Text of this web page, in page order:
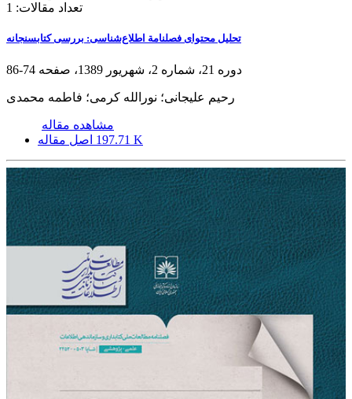
تعداد مقالات: 1
تحلیل محتوای فصلنامة اطلاع‌شناسی: بررسی کتابسنجانه
دوره 21، شماره 2، شهریور 1389، صفحه 74-86
رحیم علیجانی؛ نورالله کرمی؛ فاطمه محمدی
مشاهده مقاله
197.71 K